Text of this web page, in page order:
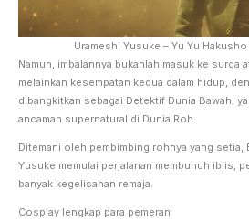
Urameshi Yusuke – Yu Yu
Namun, imbalannya bukanlah masuk ke surga
melainkan kesempatan kedua dalam hidup,
dibangkitkan sebagai Detektif Dunia Bawah,
ancaman supernatural di Dunia Roh.
Ditemani oleh pembimbing rohnya yang setia,
Yusuke memulai perjalanan membunuh iblis,
banyak kegelisahan remaja.
Cosplay lengkap para pemeran